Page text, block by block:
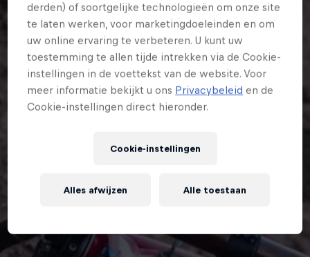
derden) of soortgelijke technologieën om onze site
te laten werken, voor marketingdoeleinden en om
uw online ervaring te verbeteren. U kunt uw
toestemming te allen tijde intrekken via de Cookie-
instellingen in de voettekst van de website. Voor
meer informatie bekijkt u ons Privacybeleid en de
Cookie-instellingen direct hieronder.
Cookie-instellingen
Alles afwijzen Alle toestaan